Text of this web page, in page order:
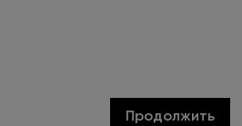
Продолжить